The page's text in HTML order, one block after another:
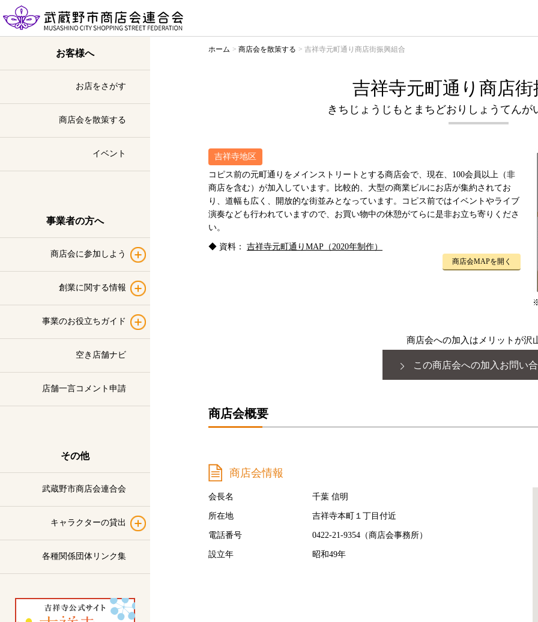
お客様へ
お店をさがす
商店会を散策する
イベント
事業者の方へ
商店会に参加しよう
創業に関する情報
事業のお役立ちガイド
空き店舗ナビ
店舗一言コメント申請
その他
武蔵野市商店会連合会
キャラクターの貸出
各種関係団体リンク集
ホーム 商店会を散策する 吉祥寺元町通り商店街振興組合
吉祥寺元町通り商店街
きちじょうじもとまちどおりしょうてんが
吉祥寺地区
コピス前の元町通りをメインストリートとする商店会で、現在、100会員以上（非
商店を含む）が加入しています。比較的、大型の商業ビルにお店が集約されてお
り、道幅も広く、開放的な街並みとなっています。コピス前ではイベントやライブ
演奏なども行われていますので、お買い物中の休憩がてらに是非お立ち寄りくださ
い。
◆ 資料： 吉祥寺元町通りMAP（2020年制作）
商店会MAPを開く
商店会への加入はメリットが沢
この商店会への加入お問い
商店会概要
商店会情報
会長名 千葉 信明
所在地 吉祥寺本町１丁目付近
電話番号 0422-21-9354（商店会事務所）
設立年 昭和49年